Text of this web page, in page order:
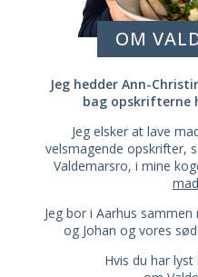
OM
Jeg hedder Ann-
bag opskrifterne
Jeg elsker at lave
velsmagende opskrifter,
Valdemarsro, i mine
Jeg bor i Aarhus
og Johan og vores
Hvis du har